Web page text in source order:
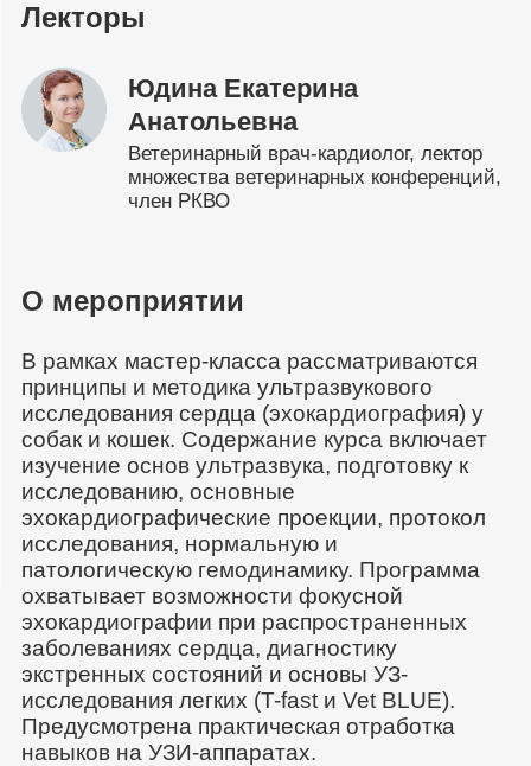
Лекторы
Юдина Екатерина
Анатольевна
Ветеринарный врач-кардиолог, лектор
множества ветеринарных конференций,
член РКВО
О мероприятии
В рамках мастер-класса рассматриваются
принципы и методика ультразвукового
исследования сердца (эхокардиография) у
собак и кошек. Содержание курса включает
изучение основ ультразвука, подготовку к
исследованию, основные
эхокардиографические проекции, протокол
исследования, нормальную и
патологическую гемодинамику. Программа
охватывает возможности фокусной
эхокардиографии при распространенных
заболеваниях сердца, диагностику
экстренных состояний и основы УЗ-
исследования легких (T-fast и Vet BLUE).
Предусмотрена практическая отработка
навыков на УЗИ-аппаратах.